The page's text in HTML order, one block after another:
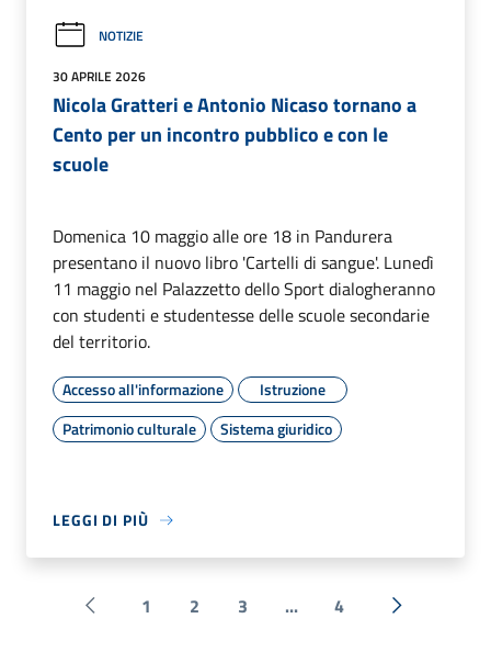
NOTIZIE
30 APRILE 2026
Nicola Gratteri e Antonio Nicaso tornano a
Cento per un incontro pubblico e con le
scuole
Domenica 10 maggio alle ore 18 in Pandurera
presentano il nuovo libro 'Cartelli di sangue'. Lunedì
11 maggio nel Palazzetto dello Sport dialogheranno
con studenti e studentesse delle scuole secondarie
del territorio.
Accesso all'informazione
Istruzione
Patrimonio culturale
Sistema giuridico
LEGGI DI PIÙ
Pagina precedente
1 2 3 ... 4 Successiva